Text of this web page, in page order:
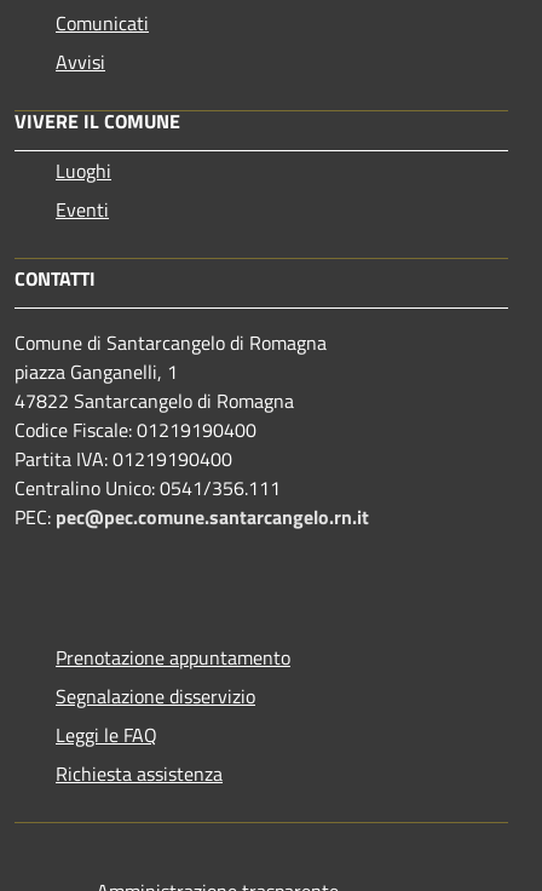
Comunicati
Avvisi
VIVERE IL COMUNE
Luoghi
Eventi
CONTATTI
Comune di Santarcangelo di Romagna
piazza Ganganelli, 1
47822 Santarcangelo di Romagna
Codice Fiscale: 01219190400
Partita IVA: 01219190400
Centralino Unico: 0541/356.111
PEC: pec@pec.comune.santarcangelo.rn.it
Prenotazione appuntamento
Segnalazione disservizio
Leggi le FAQ
Richiesta assistenza